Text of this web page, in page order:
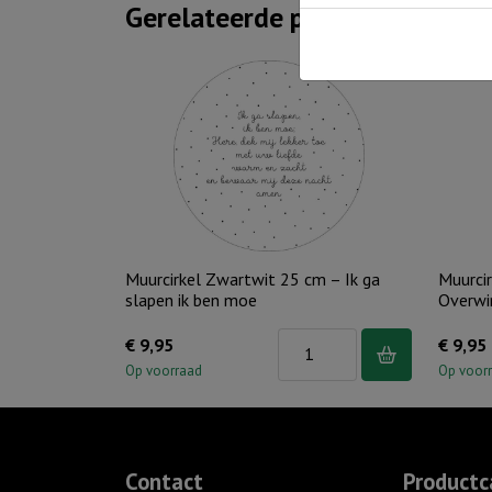
Gerelateerde producten
Muurcirkel Zwartwit 25 cm – Ik ga
slapen ik ben moe
€ 9,95
Op voorraad
€ 9,95
Op
Contact